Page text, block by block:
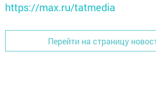
https://max.ru/tatmedia
Перейти на страницу